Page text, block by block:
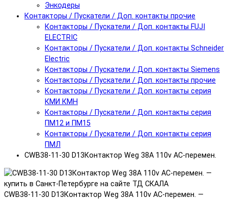
Энкодеры
Контакторы / Пускатели / Доп. контакты прочие
Контакторы / Пускатели / Доп. контакты FUJI
ELECTRIC
Контакторы / Пускатели / Доп. контакты Schneider
Electric
Контакторы / Пускатели / Доп. контакты Siemens
Контакторы / Пускатели / Доп. контакты прочие
Контакторы / Пускатели / Доп. контакты серия
КМИ КМН
Контакторы / Пускатели / Доп. контакты серия
ПМ12 и ПМ15
Контакторы / Пускатели / Доп. контакты серия
ПМЛ
CWB38-11-30 D13Контактор Weg 38A 110v AC-перемен.
CWB38-11-30 D13Контактор Weg 38A 110v AC-перемен. —